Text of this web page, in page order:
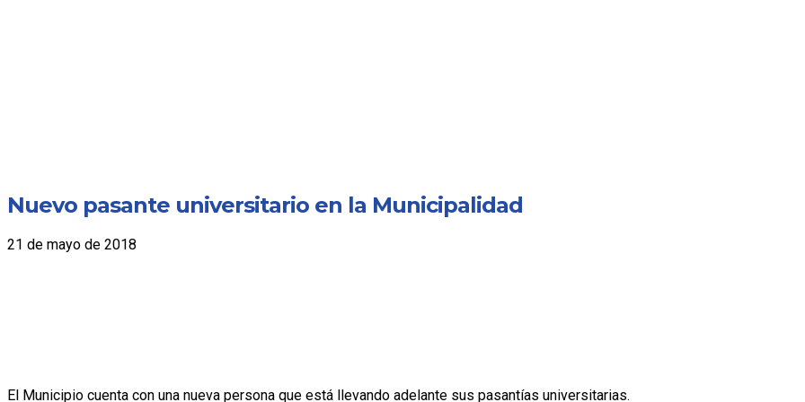
Nuevo pasante universitario en la Municipalidad
21 de mayo de 2018
El Municipio cuenta con una nueva persona que está llevando adelante sus pasantías universitarias.